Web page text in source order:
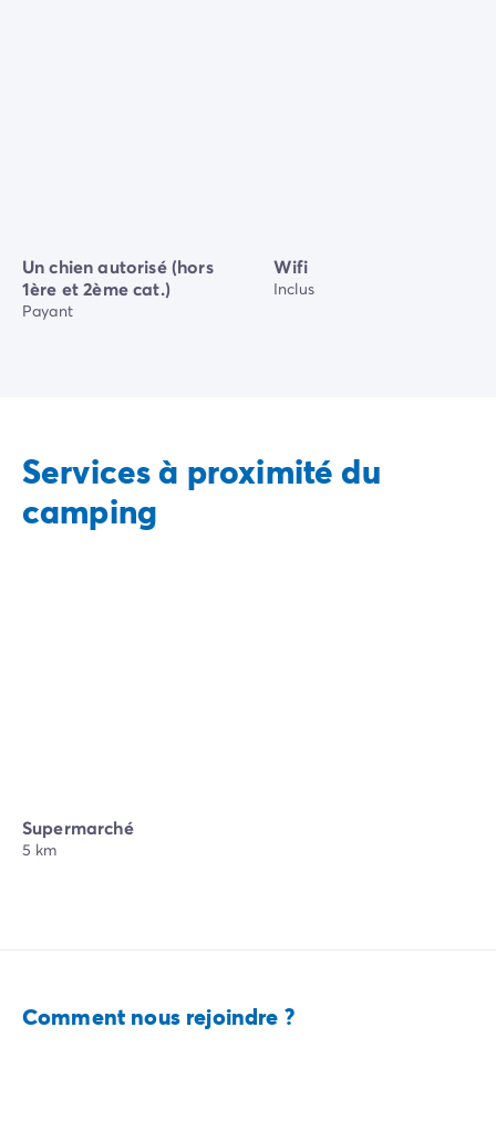
Un chien autorisé (hors
1ère et 2ème cat.)
Payant
Wifi
Inclus
Services à proximité du
camping
Supermarché
5 km
Comment nous rejoindre ?